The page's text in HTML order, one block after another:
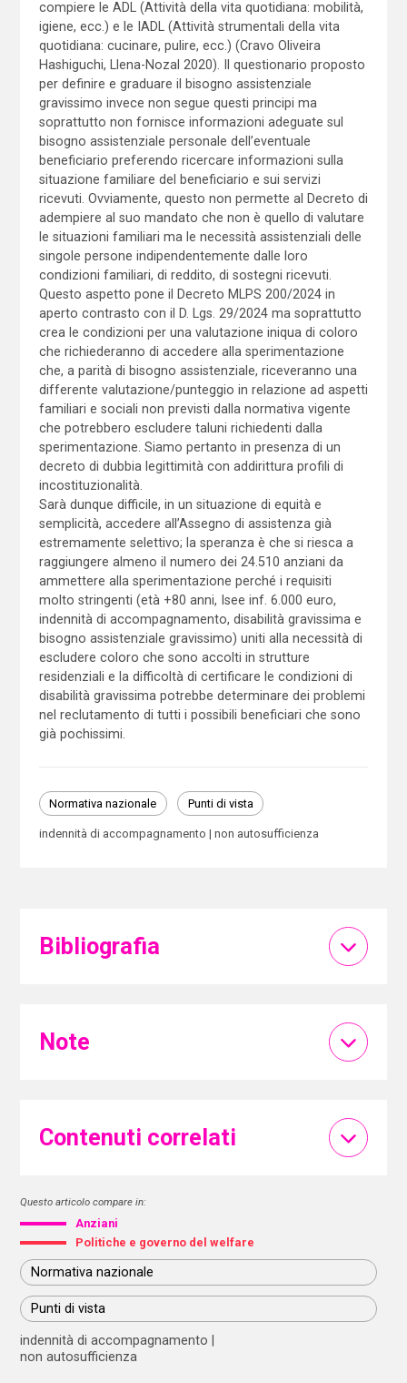
compiere le ADL (Attività della vita quotidiana: mobilità,
igiene, ecc.) e le IADL (Attività strumentali della vita
quotidiana: cucinare, pulire, ecc.) (Cravo Oliveira
Hashiguchi, Llena-Nozal 2020). Il questionario proposto
per definire e graduare il bisogno assistenziale
gravissimo invece non segue questi principi ma
soprattutto non fornisce informazioni adeguate sul
bisogno assistenziale personale dell’eventuale
beneficiario preferendo ricercare informazioni sulla
situazione familiare del beneficiario e sui servizi
ricevuti. Ovviamente, questo non permette al Decreto di
adempiere al suo mandato che non è quello di valutare
le situazioni familiari ma le necessità assistenziali delle
singole persone indipendentemente dalle loro
condizioni familiari, di reddito, di sostegni ricevuti.
Questo aspetto pone il Decreto MLPS 200/2024 in
aperto contrasto con il D. Lgs. 29/2024 ma soprattutto
crea le condizioni per una valutazione iniqua di coloro
che richiederanno di accedere alla sperimentazione
che, a parità di bisogno assistenziale, riceveranno una
differente valutazione/punteggio in relazione ad aspetti
familiari e sociali non previsti dalla normativa vigente
che potrebbero escludere taluni richiedenti dalla
sperimentazione. Siamo pertanto in presenza di un
decreto di dubbia legittimità con addirittura profili di
incostituzionalità.
Sarà dunque difficile, in un situazione di equità e
semplicità, accedere all’Assegno di assistenza già
estremamente selettivo; la speranza è che si riesca a
raggiungere almeno il numero dei 24.510 anziani da
ammettere alla sperimentazione perché i requisiti
molto stringenti (età +80 anni, Isee inf. 6.000 euro,
indennità di accompagnamento, disabilità gravissima e
bisogno assistenziale gravissimo) uniti alla necessità di
escludere coloro che sono accolti in strutture
residenziali e la difficoltà di certificare le condizioni di
disabilità gravissima potrebbe determinare dei problemi
nel reclutamento di tutti i possibili beneficiari che sono
già pochissimi.
Normativa nazionale Punti di vista
indennità di accompagnamento non autosufficienza
Bibliografia
Note
Contenuti correlati
Questo articolo compare in:
Anziani
Politiche e governo del welfare
Normativa nazionale
Punti di vista
indennità di accompagnamento
non autosufficienza